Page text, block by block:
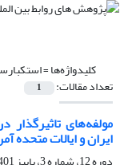
کلیدواژه‌ها =
تعداد مقالات: 1
مولفه‌های تاثیرگذار
ایران و ایالات متحده